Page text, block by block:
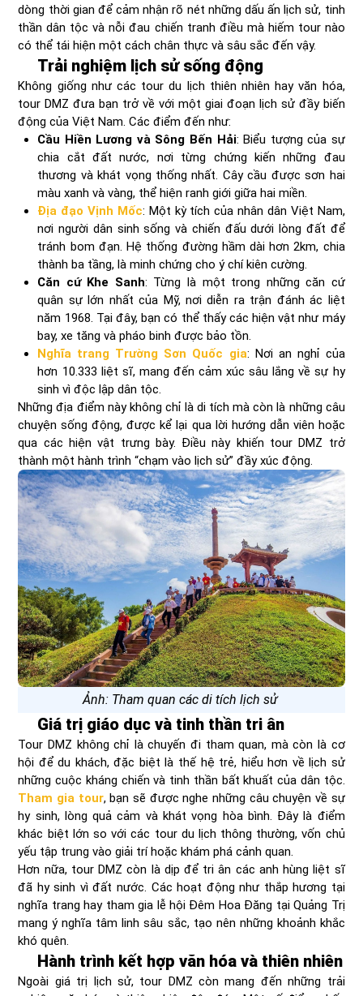
dòng thời gian để cảm nhận rõ nét những dấu ấn lịch sử, tinh
thần dân tộc và nỗi đau chiến tranh điều mà hiếm tour nào
có thể tái hiện một cách chân thực và sâu sắc đến vậy.
Trải nghiệm lịch sử sống động
Không giống như các tour du lịch thiên nhiên hay văn hóa,
tour DMZ đưa bạn trở về với một giai đoạn lịch sử đầy biến
động của Việt Nam. Các điểm đến như:
Cầu Hiền Lương và Sông Bến Hải: Biểu tượng của sự
chia cắt đất nước, nơi từng chứng kiến những đau
thương và khát vọng thống nhất. Cây cầu được sơn hai
màu xanh và vàng, thể hiện ranh giới giữa hai miền.
Địa đạo Vịnh Mốc: Một kỳ tích của nhân dân Việt Nam,
nơi người dân sinh sống và chiến đấu dưới lòng đất để
tránh bom đạn. Hệ thống đường hầm dài hơn 2km, chia
thành ba tầng, là minh chứng cho ý chí kiên cường.
Căn cứ Khe Sanh: Từng là một trong những căn cứ
quân sự lớn nhất của Mỹ, nơi diễn ra trận đánh ác liệt
năm 1968. Tại đây, bạn có thể thấy các hiện vật như máy
bay, xe tăng và pháo binh được bảo tồn.
Nghĩa trang Trường Sơn Quốc gia: Nơi an nghỉ của
hơn 10.333 liệt sĩ, mang đến cảm xúc sâu lắng về sự hy
sinh vì độc lập dân tộc.
Những địa điểm này không chỉ là di tích mà còn là những câu
chuyện sống động, được kể lại qua lời hướng dẫn viên hoặc
qua các hiện vật trưng bày. Điều này khiến tour DMZ trở
thành một hành trình “chạm vào lịch sử” đầy xúc động.
Ảnh: Tham quan các di tích lịch sử
Giá trị giáo dục và tinh thần tri ân
Tour DMZ không chỉ là chuyến đi tham quan, mà còn là cơ
hội để du khách, đặc biệt là thế hệ trẻ, hiểu hơn về lịch sử
những cuộc kháng chiến và tinh thần bất khuất của dân tộc.
Tham gia tour, bạn sẽ được nghe những câu chuyện về sự
hy sinh, lòng quả cảm và khát vọng hòa bình. Đây là điểm
khác biệt lớn so với các tour du lịch thông thường, vốn chủ
yếu tập trung vào giải trí hoặc khám phá cảnh quan.
Hơn nữa, tour DMZ còn là dịp để tri ân các anh hùng liệt sĩ
đã hy sinh vì đất nước. Các hoạt động như thắp hương tại
nghĩa trang hay tham gia lễ hội Đêm Hoa Đăng tại Quảng Trị
mang ý nghĩa tâm linh sâu sắc, tạo nên những khoảnh khắc
khó quên.
Hành trình kết hợp văn hóa và thiên nhiên
Ngoài giá trị lịch sử, tour DMZ còn mang đến những trải